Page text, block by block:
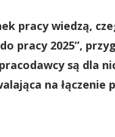
pracy wiedzą,
pracy 2025”,
są dla
na łączenie